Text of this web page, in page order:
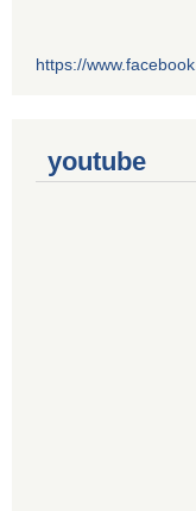
https://
youtube